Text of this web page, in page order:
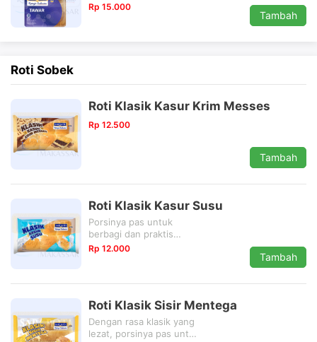
Rp 15.000
Tambah
Roti Sobek
Roti Klasik Kasur Krim Messes
Rp 12.500
Tambah
Roti Klasik Kasur Susu
Porsinya pas untuk
berbagi dan praktis
untuk menemani
tanpa isi dengan Rasa
diproduksi dan dikemas
secara higienis sehingga
aman untuk dikonsumsi.
Rp 12.000
Tambah
Roti Klasik Sisir Mentega
Dengan rasa klasik yang
lezat, porsinya pas untuk